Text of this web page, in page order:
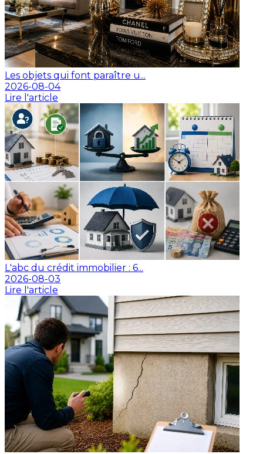
Les objets qui font paraître u...
2026-08-04
Lire l'article
L'abc du crédit immobilier : 6...
2026-08-03
Lire l'article